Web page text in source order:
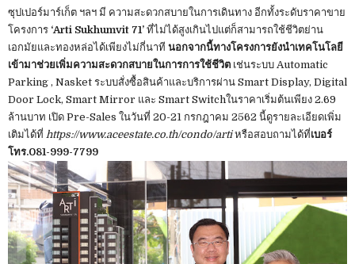
ซุปเปอร์มาร์เก็ต ฯลฯ มี ความสะดวกสบายในการเดินทาง อีกทั้งระดับราคาขาย
โครงการ ‘Arti Sukhumvit 71’ ที่ไม่ได้สูงเกินไปแต่ก็สามารถใช้ชีวิตย่าน
เอกมัยและทองหล่อได้เพียงไม่กี่นาที นอกจากนี้ทางโครงการยังนำเทคโนโลยี
เข้ามาช่วยเพิ่มความสะดวกสบายในการการใช้ชีวิต เช่นระบบ Automatic
Parking , Nasket ระบบสั่งซื้อสินค้าและบริการผ่าน Smart Display, Digital
Door Lock, Smart Mirror และ Smart Switchในราคาเริ่มต้นเพียง 2.69
ล้านบาท เปิด Pre-Sales ในวันที่ 20-21 กรกฎาคม 2562 นี้ดูรายละเอียดเพิ่ม
เติมได้ที่ https://www.aceestate.co.th/condo/artiหรือสอบถามได้ที่เบอร์
โทร.081-999-7799